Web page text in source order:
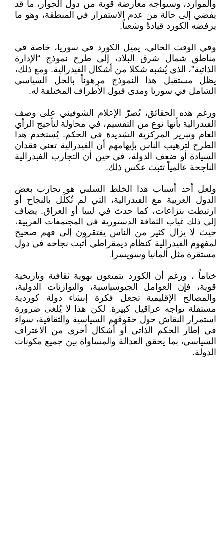
والموارد، وسيواجه معارضة قوية من دول الجوار، ما قد
يفضي إلى حالة من عدم الاستقرار في المنطقة، وهو ما
يرفضه الكورد قيادةً وشعباً.
وفي الوقت الحالي، يميل الكورد في سوريا، خاصة في
مناطق شمال شرق البلاد، إلى طرح نموذج “الإدارة
الذاتية”، الذي يُشبه شكلا من أشكال الفيدرالية. ومع ذلك،
يظل مستقبل هذا النموذج مرهوناً بالحل السياسي
الشامل في سوريا ومدى قبول الأطراف المختلفة له.
ورغم هذه الحقائق، يُصرّ الإعلام الشوفيني على وصف
الفيدرالية بأنها نوع من التقسيم، في محاولة لتأجيج الرأي
العام وتبرير المركزية الشديدة في الحكم. يُستخدم هذا
الطرح لترهيب الناس بإيهامهم أن الفيدرالية تعني فقدان
السيادة أو ضعف الدولة، في حين أن التجارب الفيدرالية
الناجحة عالمياً تثبت عكس ذلك.
ولعل أحد أسباب هذا الخلط السلبي هو تجارب بعض
الدول العربية مع الفيدرالية، التي لم تُكلَّل بالنجاح أو
ارتبطت بنزاعات، كما حدث في ليبيا أو العراق. يضاف
إلى ذلك غياب الثقافة الدستورية في المجتمعات العربية،
حيث لا يزال كثير من الناس يفتقرون إلى فهم صحيح
لمفهوم الفيدرالية كنظام ديمقراطي أثبت نجاحه في دول
مستقرة مثل ألمانيا وسويسرا.
ختاماً ، ورغم أن الكورد يتمتعون بهوية ثقافية وتاريخية
قوية، فإن العوامل الجيوسياسية، والتوازنات الدولية،
والمصالح الإقليمية تجعل فكرة إنشاء دولة كوردية
مستقلة تواجه عراقيل كبيرة. لكن هذا لا يُلغي ضرورة
استمرار النقاش حول حقوقهم السياسية والثقافية، سواء
في إطار الحكم الذاتي أو أشكال أخرى من الاعتراف
السياسي، بما يحقق العدالة والمساواة بين جميع مكونات
الدولة.